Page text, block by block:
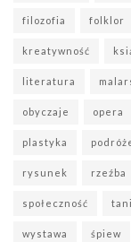
filozofia folklor
kreatywność
literatura
obyczaje opera
plastyka
rysunek rzeźba
społeczność
wystawa śpiew